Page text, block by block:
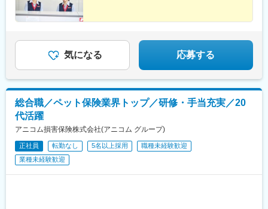
・転勤手当：4～12万円/月 グレードに応じて変動
・借上社宅制度：約6～11万円/月 居住地区・グレード・家族帯
・転勤一時金：30～50万円/回 グレード・家族帯同有無に応じて
変動
○コース変更：入社後、『全国型コース』へ変更可能。
■採用配属エリア
選考時に希望のブロックをご提示ください。
変更の範囲：会社の定める業務（会社が出向を指示した場合は出
向先の定める業務となります）
気になる 応募する
総合職／ペット保険業界トップ／研修・手当充実／20
代活躍
アニコム損害保険株式会社(アニコム グループ)
正社員 転勤なし 5名以上採用
職種未経験歓迎
業種未経験歓迎